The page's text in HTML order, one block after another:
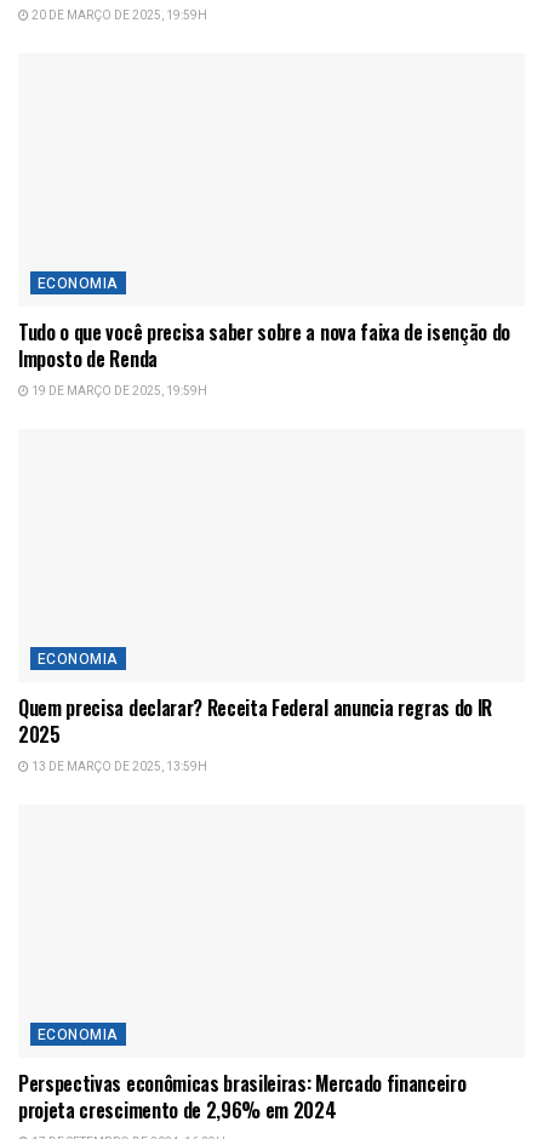
20 DE MARÇO DE 2025, 19:59H
ECONOMIA
Tudo o que você precisa saber sobre a nova faixa de isenção do
Imposto de Renda
19 DE MARÇO DE 2025, 19:59H
ECONOMIA
Quem precisa declarar? Receita Federal anuncia regras do IR
2025
13 DE MARÇO DE 2025, 13:59H
ECONOMIA
Perspectivas econômicas brasileiras: Mercado financeiro
projeta crescimento de 2,96% em 2024